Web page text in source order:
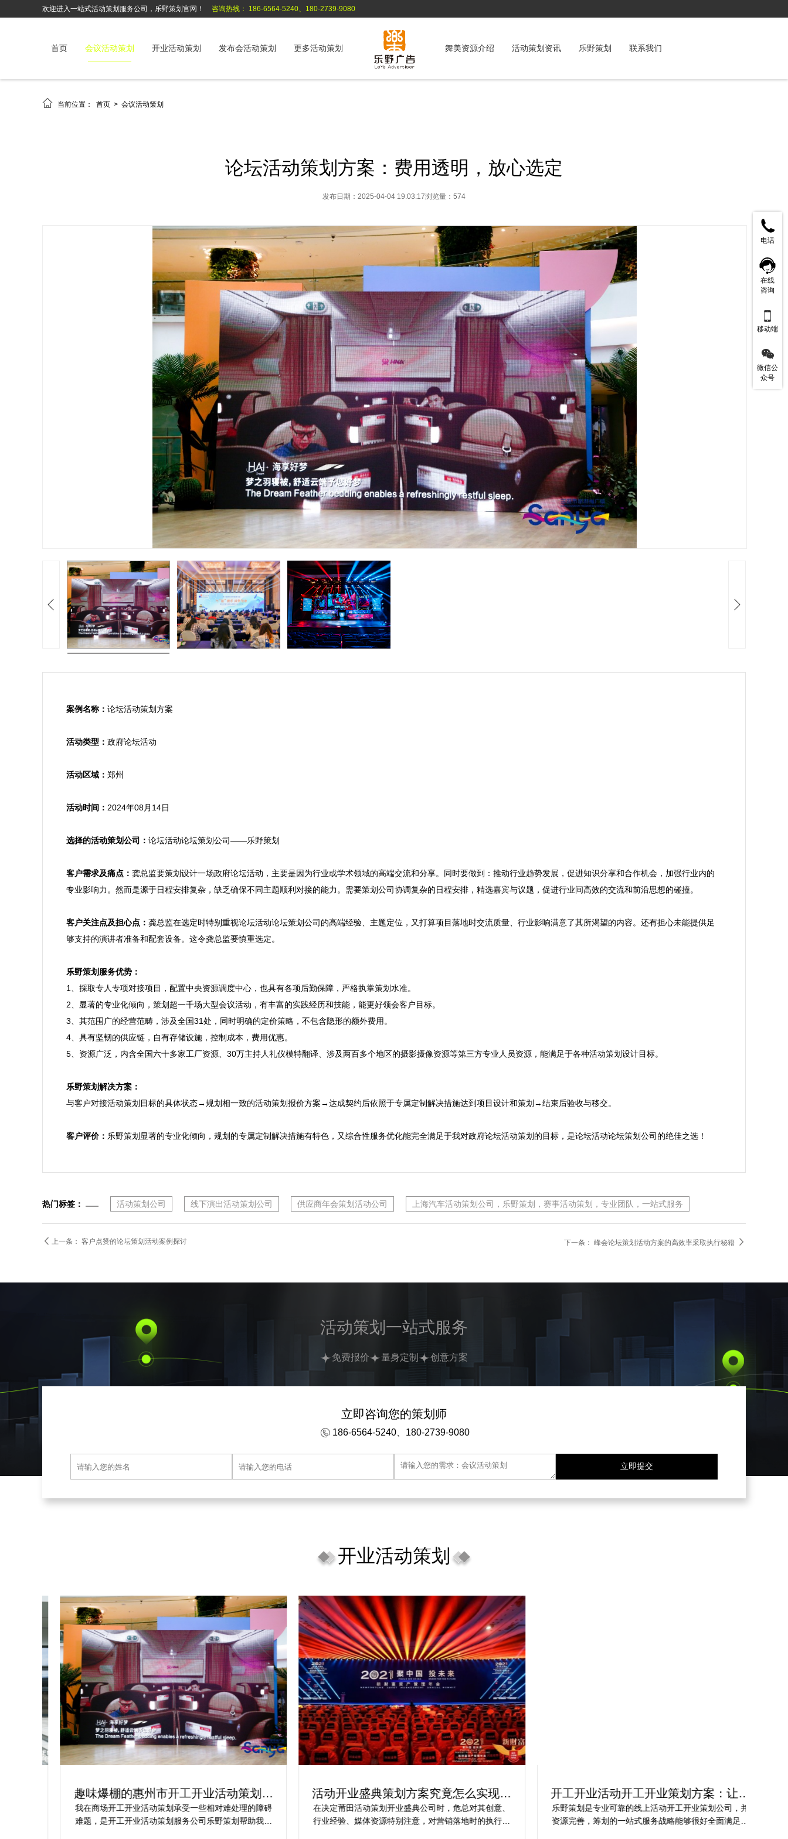
欢迎进入一站式活动策划服务公司，乐野策划官网！ 咨询热线： 186-6564-5240、180-2739-9080
首页 会议活动策划 开业活动策划 发布会活动策划 更多活动策划 舞美资源介绍 活动策划资讯 乐野策划 联系我们
 当前位置： 首页 > 会议活动策划
论坛活动策划方案：费用透明，放心选定
发布日期：2025-04-04 19:03:17浏览量：574
案例名称： 论坛活动策划方案
活动类型： 政府论坛活动
活动区域： 郑州
活动时间： 2024年08月14日
选择的活动策划公司： 论坛活动论坛策划公司——乐野策划
客户需求及痛点： 龚总监要策划设计一场政府论坛活动，主要是因为行业或学术领域的高端交流和分享。同时要做到：推动行业趋势发展，促进知识分享和合作机会，加强行业内的
专业影响力。然而是源于日程安排复杂，缺乏确保不同主题顺利对接的能力。需要策划公司协调复杂的日程安排，精选嘉宾与议题，促进行业间高效的交流和前沿思想的碰撞。
客户关注点及担心点： 龚总监在选定时特别重视论坛活动论坛策划公司的高端经验、主题定位，又打算项目落地时交流质量、行业影响满意了其所渴望的内容。还有担心未能提供足
够支持的演讲者准备和配套设备。这令龚总监要慎重选定。
乐野策划服务优势：
1、採取专人专项对接项目，配置中央资源调度中心，也具有各项后勤保障，严格执掌策划水准。
2、显著的专业化倾向，策划超一千场大型会议活动，有丰富的实践经历和技能，能更好领会客户目标。
3、其范围广的经营范畴，涉及全国31处，同时明确的定价策略，不包含隐形的额外费用。
4、具有坚韧的供应链，自有存储设施，控制成本，费用优惠。
5、资源广泛，内含全国六十多家工厂资源、30万主持人礼仪模特翻译、涉及两百多个地区的摄影摄像资源等第三方专业人员资源，能满足于各种活动策划设计目标。
乐野策划解决方案：
与客户对接活动策划目标的具体状态→规划相一致的活动策划报价方案→达成契约后依照于专属定制解决措施达到项目设计和策划→结束后验收与移交。
客户评价： 乐野策划显著的专业化倾向，规划的专属定制解决措施有特色，又综合性服务优化能完全满足于我对政府论坛活动策划的目标，是论坛活动论坛策划公司的绝佳之选！
热门标签： 活动策划公司 线下演出活动策划公司 供应商年会策划活动公司 上海汽车活动策划公司，乐野策划，赛事活动策划，专业团队，一站式服务
 上一条： 客户点赞的论坛策划活动案例探讨 下一条： 峰会论坛策划活动方案的高效率采取执行秘籍 
活动策划一站式服务
免费报价 量身定制 创意方案
立即咨询您的策划师
186-6564-5240、180-2739-9080
开业活动策划
趣味爆棚的惠州市开工开业活动策划方
案精选
我在商场开工开业活动策划承受一些相对难处理的障碍
难题，是开工开业活动策划服务公司乐野策划帮助我完
活动开业盛典策划方案究竟怎么实现梦
想活动
在决定莆田活动策划开业盛典公司时，危总对其创意、
行业经验、媒体资源特别注意，对营销落地时的执行一
开工开业活动开工开业策划方案：让你
的活动与众不同
乐野策划是专业可靠的线上活动开工开业策划公司，并
资源完善，筹划的一站式服务战略能够很好全面满足我
电话
在线
咨询

移动端

微信公
众号